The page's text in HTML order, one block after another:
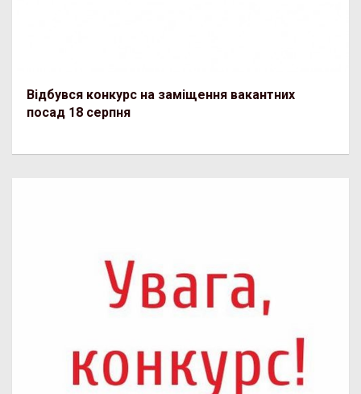
Відбувся конкурс на заміщення вакантних
посад 18 серпня